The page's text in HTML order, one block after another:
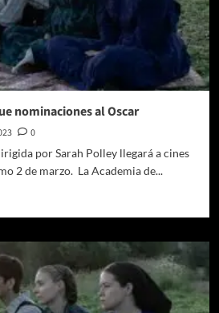
nominaciones al Oscar
0
por Sarah Polley llegará a cines
2 de marzo. La Academia de...